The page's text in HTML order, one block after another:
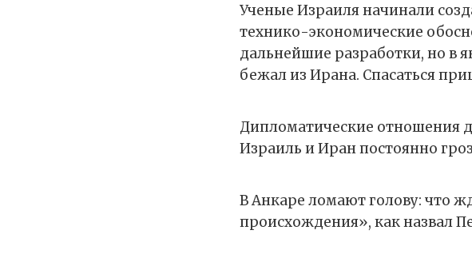
Ученые Израиля начинали
технико-экономические
дальнейшие разработки, но в
бежал из Ирана. Спасаться
Дипломатические отношения
Израиль и Иран постоянно
В Анкаре ломают голову: что
происхождения», как назвал